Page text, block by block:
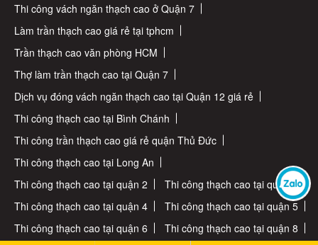
Thi công vách ngăn thạch cao ở Quận 7
Làm trần thạch cao giá rẻ tại tphcm
Trần thạch cao văn phòng HCM
Thợ làm trần thạch cao tại Quận 7
Dịch vụ đóng vách ngăn thạch cao tại Quận 12 giá rẻ
Thi công thạch cao tại Bình Chánh
Thi công trần thạch cao giá rẻ quận Thủ Đức
Thi công thạch cao tại Long An
Thi công thạch cao tại quận 2
Thi công thạch cao tại quận 3
Thi công thạch cao tại quận 4
Thi công thạch cao tại quận 5
Thi công thạch cao tại quận 6
Thi công thạch cao tại quận 8